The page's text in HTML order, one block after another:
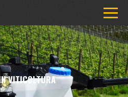
VITICOLTURA